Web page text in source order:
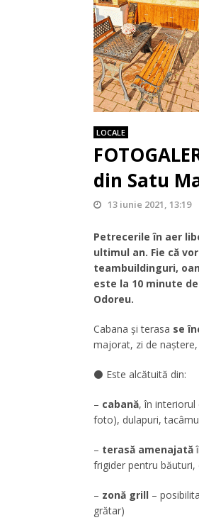
LOCALE
din Satu
13 iunie 2021, 13:19
Petrecerile în aer
ultimul an. Fie că
teambuildinguri,
este la 10 minute
Odoreu.
Cabana și terasa se
majorat, zi de
⚫ Este alcătuită din:
– cabană, în interiorul
foto), dulapuri,
– terasă amenajată
frigider pentru băuturi,
– zonă grill –
grătar)